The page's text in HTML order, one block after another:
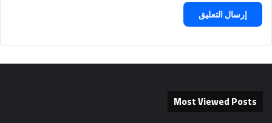
Most Viewed Posts